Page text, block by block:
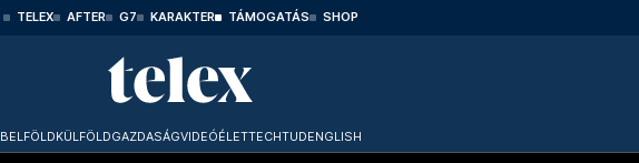
TELEX AFTER G7 KARAKTER TÁMOGATÁS SHOP
BELFÖLDKÜLFÖLDGAZDASÁGVIDEÓÉLETTECHTUDENGLISH